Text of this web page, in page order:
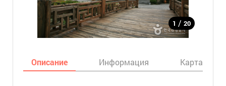
1 / 20
Описание Информация Карта